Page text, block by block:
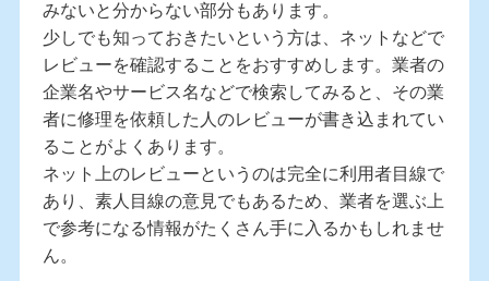
みないと分からない部分もあります。
少しでも知っておきたいという方は、ネットなどで
レビューを確認することをおすすめします。業者の
企業名やサービス名などで検索してみると、その業
者に修理を依頼した人のレビューが書き込まれてい
ることがよくあります。
ネット上のレビューというのは完全に利用者目線で
あり、素人目線の意見でもあるため、業者を選ぶ上
で参考になる情報がたくさん手に入るかもしれませ
ん。